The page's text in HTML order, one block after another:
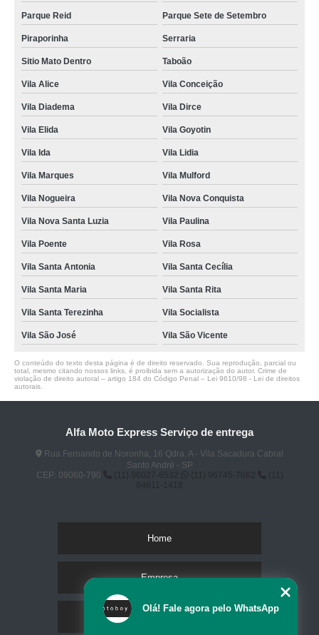
Parque Reid Parque Sete de Setembro
Piraporinha Serraria
Sitio Mato Dentro Taboão
Vila Alice Vila Conceição
Vila Diadema Vila Dirce
Vila Elida Vila Goyotin
Vila Ida Vila Lidia
Vila Marques Vila Mulford
Vila Nogueira Vila Nova Conquista
Vila Nova Santa Luzia Vila Paulina
Vila Poente Vila Rosa
Vila Santa Antonia Vila Santa Cecília
Vila Santa Maria Vila Santa Rita
Vila Santa Terezinha Vila Socialista
Vila São José Vila São Vicente
O conteúdo do texto desta página é de direito reservado. Sua reprodução, parcial ou
total, mesmo citando nossos links, é proibida sem a autorização do autor. Crime de
violação de direito autoral – artigo 184 do Código Penal – Lei 9610/98 - Lei de direitos
autorais
Alfa Moto Express Serviço de entrega
Rua Fernando de Noronha, 16 Qdra. A - Vila Sacadura Cabral
Santo André - SP
CEP: 09060-790
(11) 96027-6532 (11) 96745-7662
(11)
94611-1418
Home
Empresa
Olá! Fale agora pelo WhatsApp